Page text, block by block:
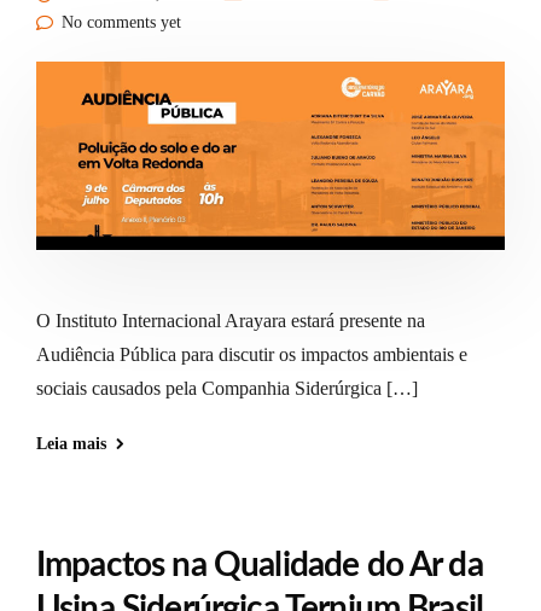
No comments yet
O Instituto Internacional Arayara estará presente na
Audiência Pública para discutir os impactos ambientais e
sociais causados pela Companhia Siderúrgica […]
Leia mais
Impactos na Qualidade do Ar da